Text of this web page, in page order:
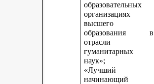
образовательных
организациях
высшего
образования в
отрасли
гуманитарных
наук»;
«Лучший
начинающий